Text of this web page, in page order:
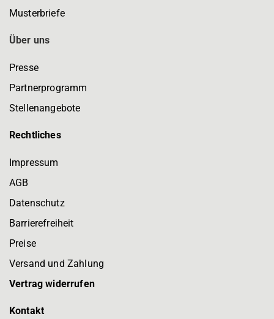
Musterbriefe
Über uns
Presse
Partnerprogramm
Stellenangebote
Rechtliches
Impressum
AGB
Datenschutz
Barrierefreiheit
Preise
Versand und Zahlung
Vertrag widerrufen
Kontakt